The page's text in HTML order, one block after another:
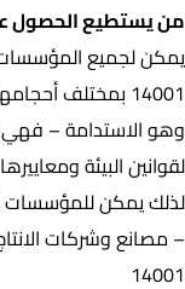
من يستطيع الحصول على
يمكن لجميع
14001 بمختلف
وهو الاستدامة – فهي
لقوانين البيئة
لذلك يمكن للمؤسسات
– مصانع وشركات
14001